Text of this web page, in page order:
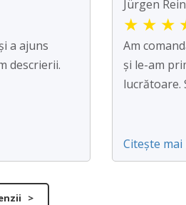
a ajuns
descrierii.
Jürgen
★ ★ ★
Am
și le-am
lucrătoare.
Citește mai
>